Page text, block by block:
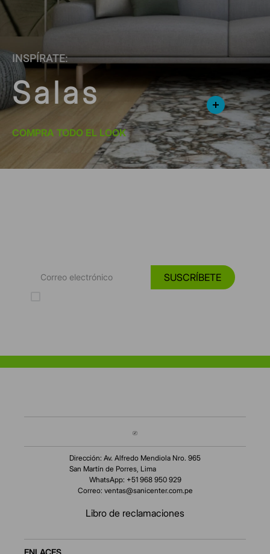
INSPÍRATE:
Salas
COMPRA TODO EL LOOK
SUSCRÍBETE
Dirección: Av. Alfredo Mendiola Nro. 965
San Martín de Porres, Lima
WhatsApp: +51 968 950 929
Correo: ventas@sanicenter.com.pe
Libro de reclamaciones